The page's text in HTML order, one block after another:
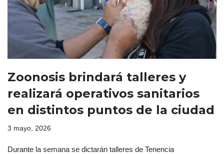
Zoonosis brindará talleres y
realizará operativos sanitarios
en distintos puntos de la ciudad
3 mayo, 2026
Durante la semana se dictarán talleres de Tenencia